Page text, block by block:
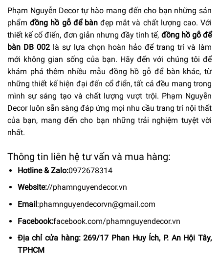
Phạm Nguyễn Decor tự hào mang đến cho bạn những sản
phẩmđồng hồ gỗ để bànđẹp mắt và chất lượng cao. Với
thiết kế cổ điển, đơn giản nhưng đầy tinh tế, đồng hồ gỗ để
bàn DB 002 là sự lựa chọn hoàn hảo để trang trí và làm
mới không gian sống của bạn. Hãy đến với chúng tôi để
khám phá thêm nhiều mẫu đồng hồ gỗ để bàn khác, từ
những thiết kế hiện đại đến cổ điển, tất cả đều mang trong
mình sự sáng tạo và chất lượng vượt trội. Phạm Nguyễn
Decor luôn sẵn sàng đáp ứng mọi nhu cầu trang trí nội thất
của bạn, mang đến cho bạn những trải nghiệm tuyệt vời
nhất.
Thông tin liên hệ tư vấn và mua hàng:
Hotline & Zalo:0972678314
Website://phamnguyendecor.vn
Email:phamnguyendecorvn@gmail.com
Facebook:facebook.com/phamnguyendecor.vn
Địa chỉ cửa hàng: 269/17 Phan Huy Ích, P. An Hội Tây,
TPHCM